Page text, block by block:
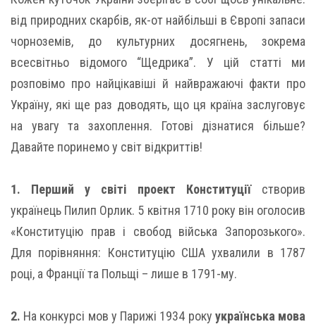
від природних скарбів, як-от найбільші в Європі запаси
чорноземів, до культурних досягнень, зокрема
всесвітньо відомого “Щедрика”. У цій статті ми
розповімо про найцікавіші й найвражаючі факти про
Україну, які ще раз доводять, що ця країна заслуговує
на увагу та захоплення. Готові дізнатися більше?
Давайте поринемо у світ відкриттів!
1. Перший у світі проект Конституціїстворив
українець Пилип Орлик. 5 квітня 1710 року він оголосив
«Конституцію прав і свобод війська Запорозького».
Для порівняння: Конституцію США ухвалили в 1787
році, а Франції та Польщі – лише в 1791-му.
2. На конкурсі мов у Парижі 1934 року українська мова